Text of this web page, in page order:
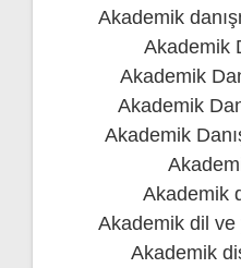
Akademik
Akademik
Akademik
Akademik
Akademik
Akademik
Akademik dil ve
Akademik